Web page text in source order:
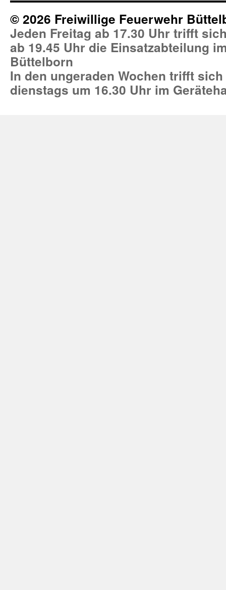
© 2026 Freiwillige Feuerwehr
Jeden Freitag ab 17.30 Uhr trifft
ab 19.45 Uhr die Einsatzabteilung
Büttelborn
In den ungeraden Wochen trifft
dienstags um 16.30 Uhr im